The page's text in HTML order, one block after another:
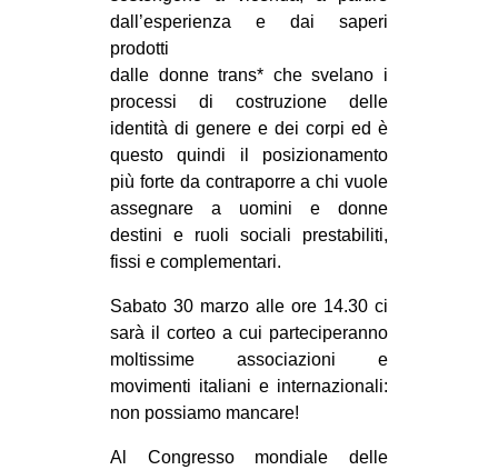
dall’esperienza e dai saperi
prodotti
dalle donne trans* che svelano i
processi di costruzione delle
identità di genere e dei corpi ed è
questo quindi il posizionamento
più forte da contraporre a chi vuole
assegnare a uomini e donne
destini e ruoli sociali prestabiliti,
fissi e complementari.
Sabato 30 marzo alle ore 14.30 ci
sarà il corteo a cui parteciperanno
moltissime associazioni e
movimenti italiani e internazionali:
non possiamo mancare!
Al Congresso mondiale delle